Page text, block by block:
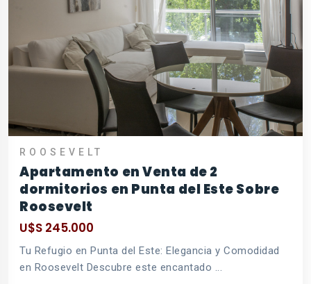
ROOSEVELT
Apartamento en Venta de 2
dormitorios en Punta del Este Sobre
Roosevelt
U$S 245.000
Tu Refugio en Punta del Este: Elegancia y Comodidad
en Roosevelt Descubre este encantado ...